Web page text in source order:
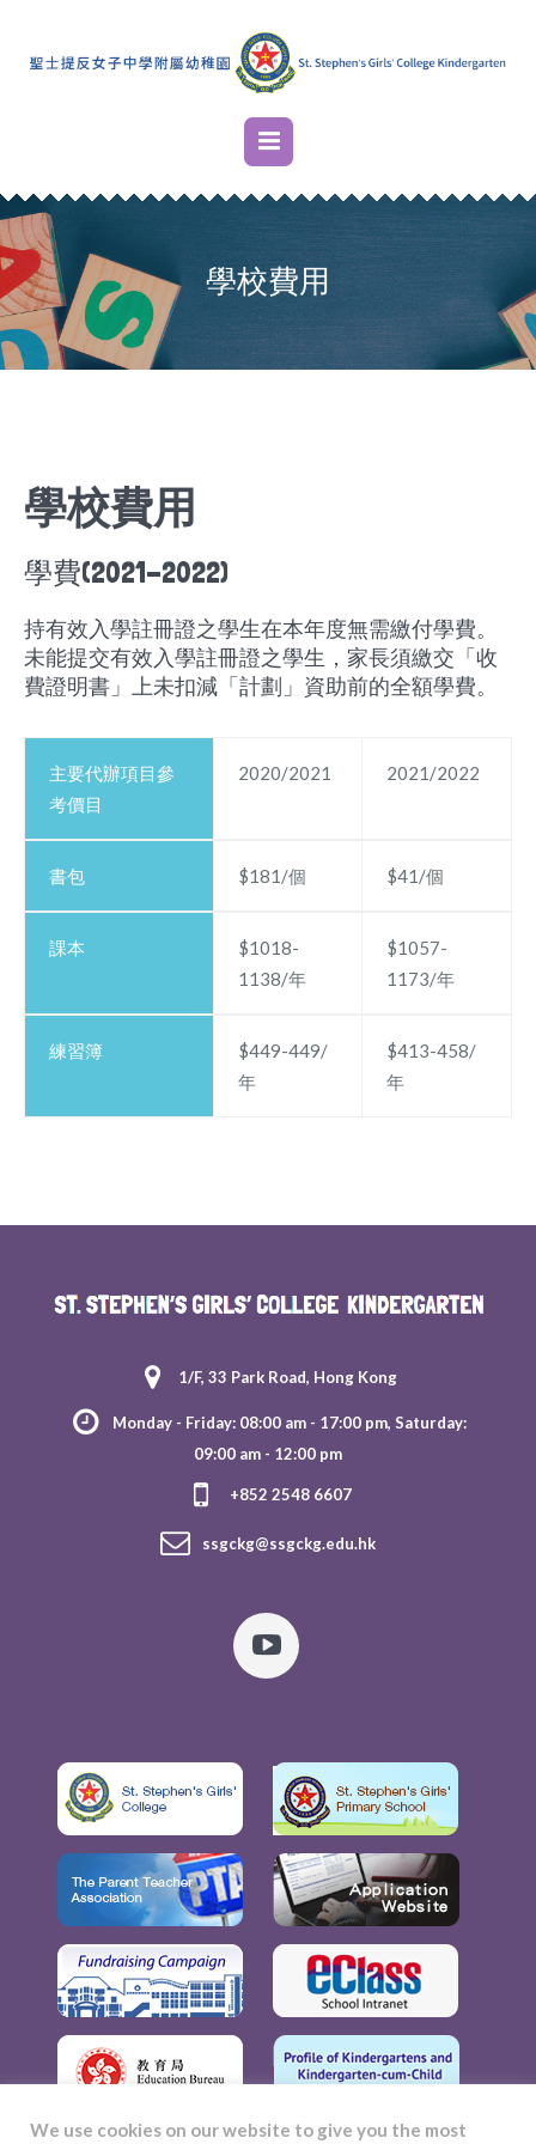
學校費用
學校費用
學費(2021-2022)
持有效入學註冊證之學生在本年度無需繳付學費。
未能提交有效入學註冊證之學生，家長須繳交「收
費證明書」上未扣減「計劃」資助前的全額學費。
主要代辦項目參
考價目
2020/2021 2021/2022
書包 $181/個 $41/個
課本
$1018-
1138/年
$1057-
1173/年
練習簿
$449-449/
年
$413-458/
年
1/F, 33 Park Road, Hong Kong
Monday - Friday: 08:00 am - 17:00 pm, Saturday:
09:00 am - 12:00 pm
+852 2548 6607
ssgckg@ssgckg.edu.hk
We use cookies on our website to give you the most